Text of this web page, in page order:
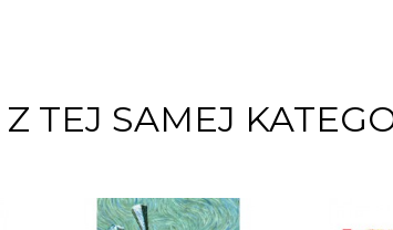
TEJ SAMEJ